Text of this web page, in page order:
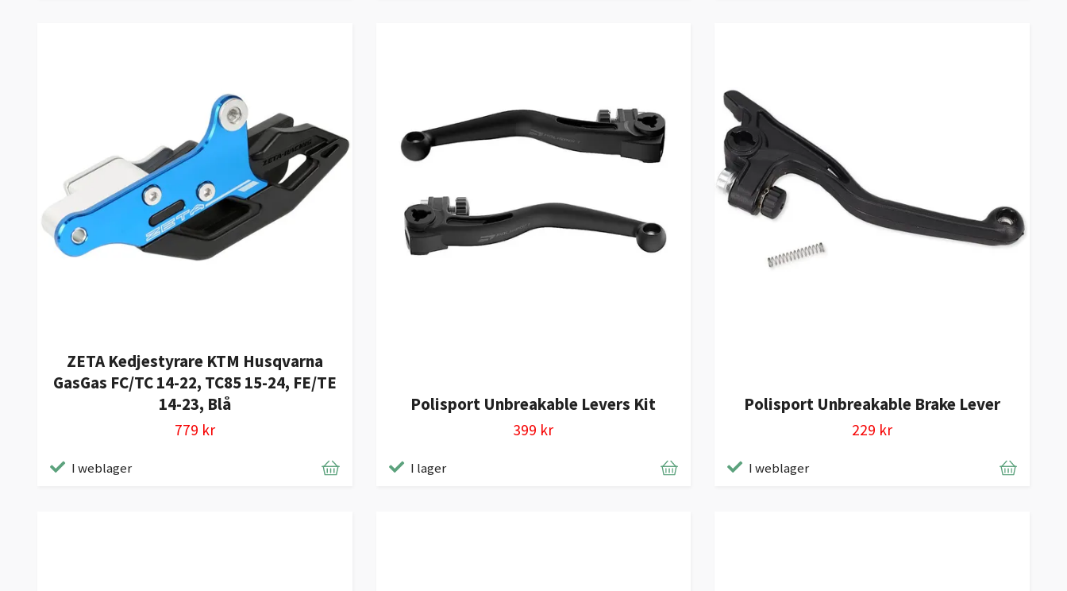
ZETA Kedjestyrare KTM Husqvarna
GasGas FC/TC 14-22, TC85 15-24, FE/TE
14-23, Blå
779 kr
I weblager
Polisport Unbreakable Levers Kit
399 kr
I lager
Polisport Unbreakable Brake Lever
229 kr
I weblager